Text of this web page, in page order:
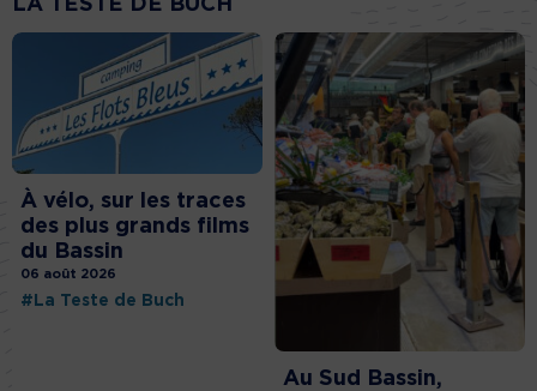
LA TESTE DE BUCH
À vélo, sur les traces
des plus grands films
du Bassin
06 août 2026
#La Teste de Buch
Au Sud Bassin,